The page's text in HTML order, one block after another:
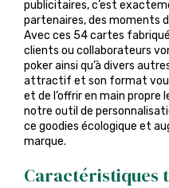
publicitaires, c’est
partenaires, des moments
Avec ces 54 cartes
clients ou collaborateurs
poker ainsi qu’à divers
attractif et son format
et de l’offrir en main
notre outil de
ce goodies écologique et
marque.
Caractéristiques